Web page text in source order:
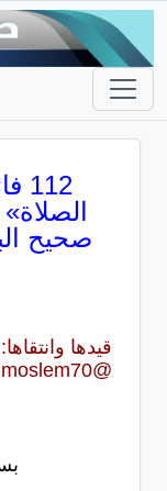
صحيح
قيدها
@almoslem70